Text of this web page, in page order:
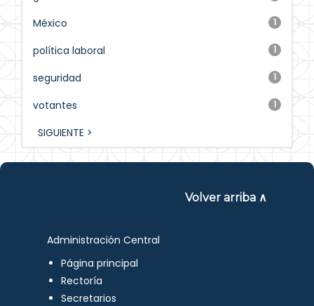
1
México
1
política laboral
1
seguridad
1
votantes
SIGUIENTE >
Volver arriba ∧
Administración Central
Página principal
Rectoría
Secretarios